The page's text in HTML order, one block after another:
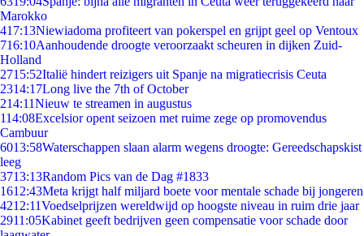
Marokko
417:13Niewiadoma profiteert van pokerspel en grijpt geel op Ventoux
716:10Aanhoudende droogte veroorzaakt scheuren in dijken Zuid-
Holland
2715:52Italië hindert reizigers uit Spanje na migratiecrisis Ceuta
2314:17Long live the 7th of October
214:11Nieuw te streamen in augustus
114:08Excelsior opent seizoen met ruime zege op promovendus
Cambuur
6013:58Waterschappen slaan alarm wegens droogte: Gereedschapskist
leeg
3713:13Random Pics van de Dag #1833
1612:43Meta krijgt half miljard boete voor mentale schade bij jongeren
4212:11Voedselprijzen wereldwijd op hoogste niveau in ruim drie jaar
2911:05Kabinet geeft bedrijven geen compensatie voor schade door